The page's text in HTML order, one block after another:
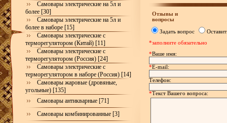
Самовары электрические на 5л и
более [30]
Самовары электрические на 5л и
более в наборе [15]
Самовары электрические с
терморегулятором (Китай) [11]
Самовары электрические с
терморегулятором (Россия) [24]
Самовары электрические с
терморегулятором в наборе (Россия) [14]
Самовары жаровые (дровяные,
угольные) [135]
Самовары антикварные [71]
Самовары комбинированные [3]
Отзывы и
вопросы
Задать вопрос
*заполните обязательно
*Ваше имя:
*E-mail:
Телефон:
*Текст Вашего вопроса: